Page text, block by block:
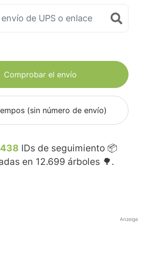
Comprobar el envío
(sin número de envío)
IDs de seguimiento 📦
en 12.699 árboles 🌳.
Anzeige